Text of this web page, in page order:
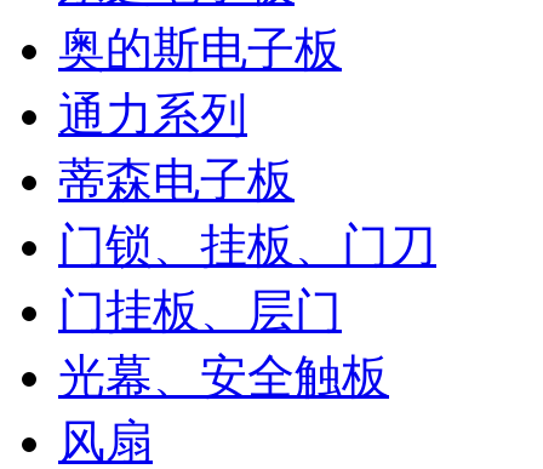
奥的斯电子板
通力系列
蒂森电子板
门锁、挂板、门刀
门挂板、层门
光幕、安全触板
风扇